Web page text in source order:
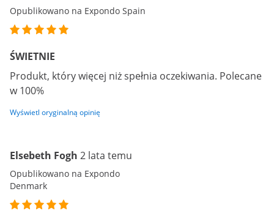
Opublikowano na Expondo Spain
ŚWIETNIE
Produkt, który więcej niż spełnia oczekiwania. Polecane
w 100%
Wyświetl oryginalną opinię
Elsebeth Fogh 2 lata temu
Opublikowano na Expondo
Denmark